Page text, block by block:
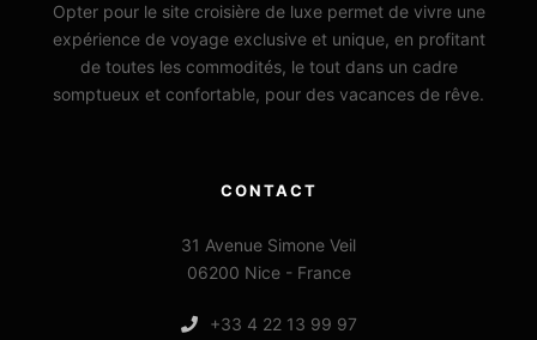
Opter pour le site croisière de luxe permet de vivre une
expérience de voyage exclusive et unique, en profitant
de toutes les commodités, le tout dans un cadre
somptueux et confortable, pour des vacances de rêve.
CONTACT
31 Avenue Simone Veil
06200 Nice - France
+33 4 22 13 99 97